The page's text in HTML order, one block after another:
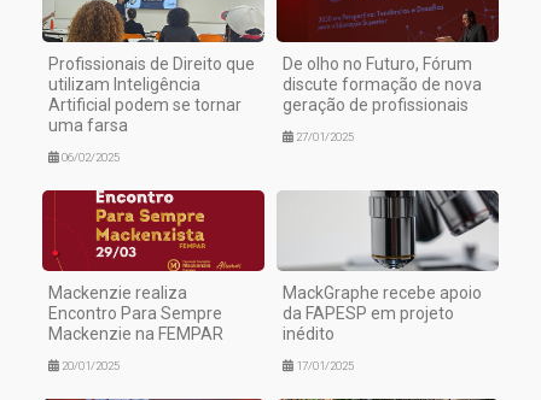
Profissionais de Direito que
utilizam Inteligência
Artificial podem se tornar
uma farsa
06/02/2025
De olho no Futuro, Fórum
discute formação de nova
geração de profissionais
27/01/2025
Mackenzie realiza
Encontro Para Sempre
Mackenzie na FEMPAR
20/01/2025
MackGraphe recebe apoio
da FAPESP em projeto
inédito
17/01/2025